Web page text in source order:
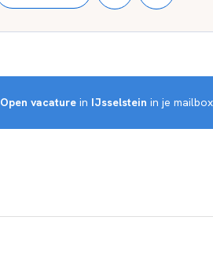
Open vacature in IJsselstein in je